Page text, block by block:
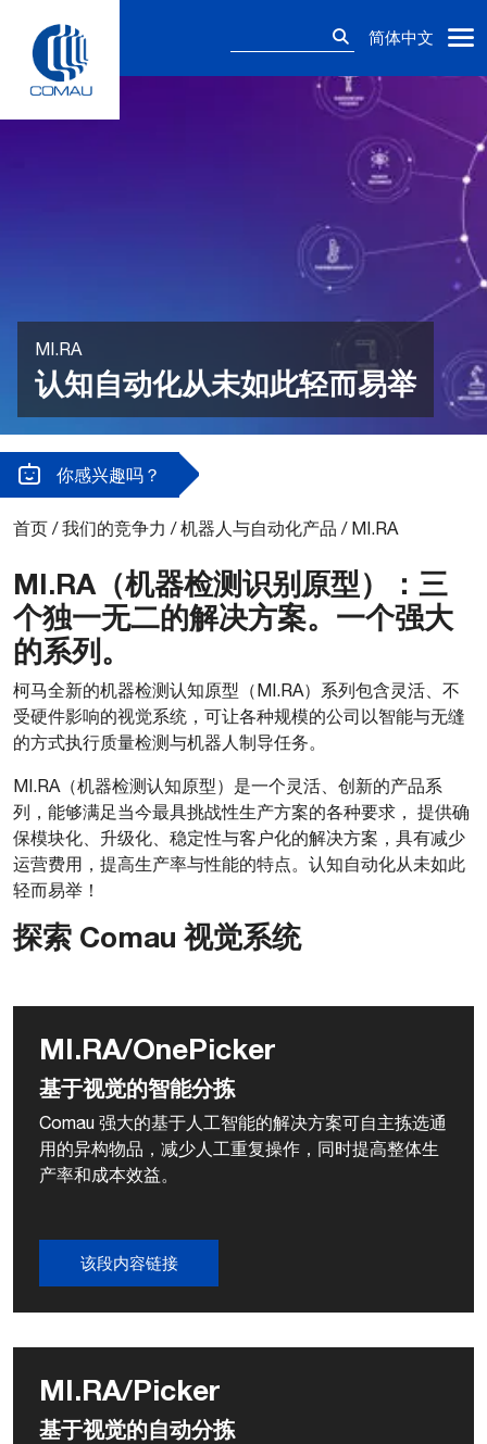
content
简体中文
MI.RA
认知自动化从未如此轻而易举
你感兴趣吗？
首页 /我们的竞争力 /机器人与自动化产品 / MI.RA
MI.RA（机器检测识别原型）：三
个独一无二的解决方案。一个强大
的系列。
柯马全新的机器检测认知原型（MI.RA）系列包含灵活、不
受硬件影响的视觉系统，可让各种规模的公司以智能与无缝
的方式执行质量检测与机器人制导任务。
MI.RA（机器检测认知原型）是一个灵活、创新的产品系
列，能够满足当今最具挑战性生产方案的各种要求， 提供确
保模块化、升级化、稳定性与客户化的解决方案，具有减少
运营费用，提高生产率与性能的特点。认知自动化从未如此
轻而易举！
探索 Comau 视觉系统
MI.RA/OnePicker
基于视觉的智能分拣
Comau 强大的基于人工智能的解决方案可自主拣选通
用的异构物品，减少人工重复操作，同时提高整体生
产率和成本效益。
该段内容链接
MI.RA/Picker
基于视觉的自动分拣